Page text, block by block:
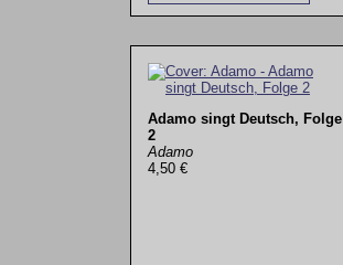
Adamo singt Deutsch, Folge
2
Adamo
4,50 €